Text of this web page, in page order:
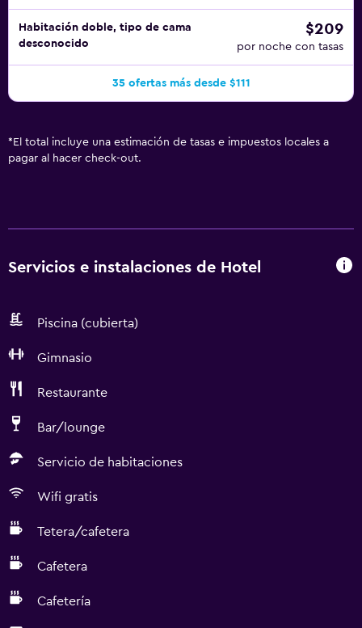
Habitación doble, tipo de cama
desconocido
$209
por noche con tasas
35 ofertas más desde $111
* El total incluye una estimación de tasas e impuestos locales a
pagar al hacer check-out.
Servicios e instalaciones de Hotel
Piscina (cubierta)
Gimnasio
Restaurante
Bar/lounge
Servicio de habitaciones
Wifi gratis
Tetera/cafetera
Cafetera
Cafetería